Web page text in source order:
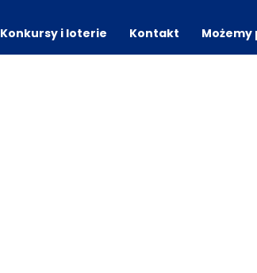
Konkursy i loterie Kontakt Możemy